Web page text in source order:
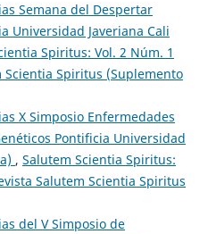
Semana del Despertar
Universidad Javeriana Cali
Spiritus: Vol. 2 Núm. 1
Scientia Spiritus (Suplemento
X Simposio Enfermedades
Pontificia Universidad
, Salutem Scientia Spiritus:
Salutem Scientia Spiritus
del V Simposio de